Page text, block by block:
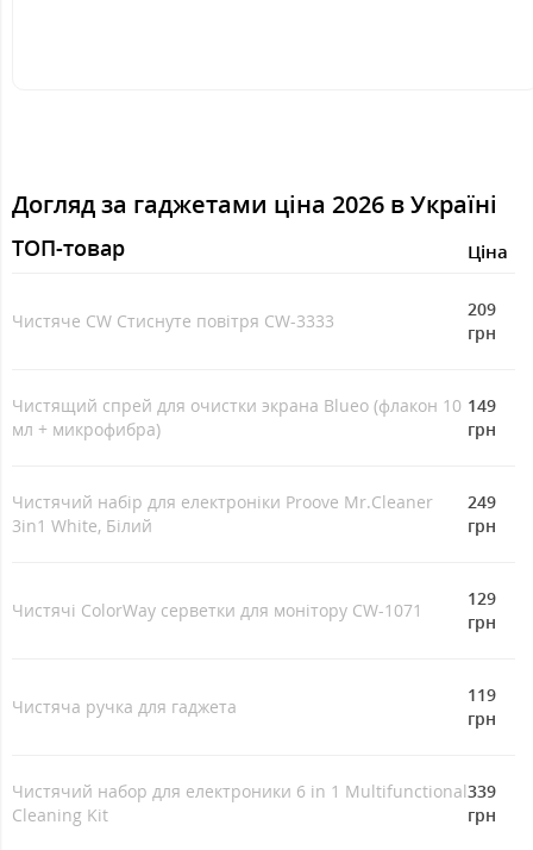
Догляд за гаджетами ціна 2026 в Україні
ТОП-товар Ціна
Чистяче CW Стиснуте повітря CW-3333
209
грн
Чистящий спрей для очистки экрана Blueo (флакон 10
мл + микрофибра)
149
грн
Чистячий набір для електроніки Proove Mr.Cleaner
3in1 White, Білий
249
грн
Чистячі ColorWay серветки для монітору CW-1071
129
грн
Чистяча ручка для гаджета
119
грн
Чистячий набор для електроники 6 in 1 Multifunctional
Cleaning Kit
339
грн